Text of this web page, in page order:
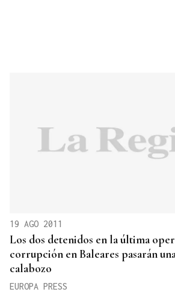
19 AGO 2011
Los dos detenidos en la última
corrupción en Baleares pasarán
calabozo
EUROPA PRESS